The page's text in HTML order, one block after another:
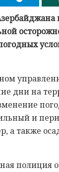
дни на
и
а также
полиция